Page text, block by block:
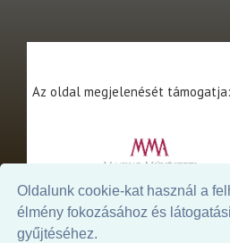
Oldalunk cookie-kat használ a
élmény fokozásához és
gyűjtéséhez.
Az oldal megjelenését támogatja: